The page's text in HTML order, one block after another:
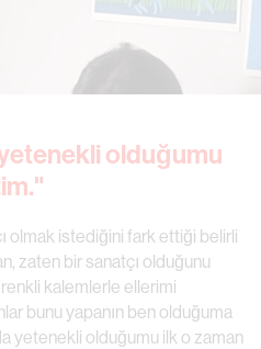
olduğumu
olmak istediğini fark ettiği belirli
zaten bir sanatçı olduğunu
renkli kalemlerle ellerimi
bunu yapanın ben olduğuma
yetenekli olduğumu ilk o zaman